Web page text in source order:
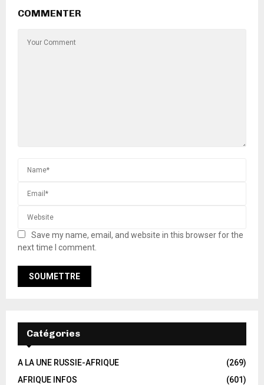
COMMENTER
Save my name, email, and website in this browser for the
next time I comment.
Catégories
A LA UNE RUSSIE-AFRIQUE
(269)
AFRIQUE INFOS
(601)